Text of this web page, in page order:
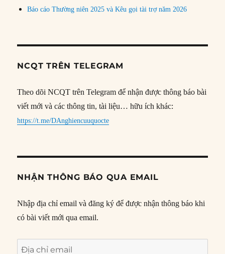
Báo cáo Thường niên 2025 và Kêu gọi tài trợ năm 2026
NCQT TRÊN TELEGRAM
Theo dõi NCQT trên Telegram để nhận được thông báo bài
viết mới và các thông tin, tài liệu… hữu ích khác:
https://t.me/DAnghiencuuquocte
NHẬN THÔNG BÁO QUA EMAIL
Nhập địa chỉ email và đăng ký để được nhận thông báo khi
có bài viết mới qua email.
Địa